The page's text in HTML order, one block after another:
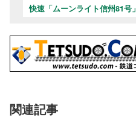
快速「ムーンライト信州81号」
関連記事